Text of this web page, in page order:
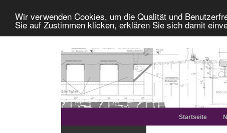
Wir verwenden Cookies, um die Qualität und
Sie auf Zustimmen klicken, erklären Sie sich damit
Startseite